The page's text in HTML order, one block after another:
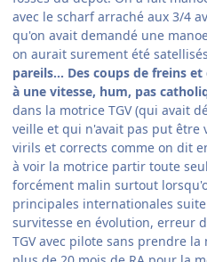
avec le scharf arraché aux 3/4
qu'on avait demandé une
on aurait surement été
pareils... Des coups de freins
à une vitesse, hum, pas
dans la motrice TGV (qui avait
veille et qui n'avait pas put être
virils et corrects comme on dit
à voir la motrice partir toute
forcément malin surtout
principales internationales
survitesse en évolution, erreur
TGV avec pilote sans prendre la